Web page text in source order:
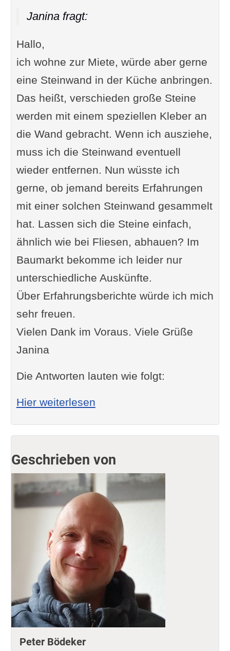
Janina fragt:
Hallo,
ich wohne zur Miete, würde aber gerne
eine Steinwand in der Küche anbringen.
Das heißt, verschieden große Steine
werden mit einem speziellen Kleber an
die Wand gebracht. Wenn ich ausziehe,
muss ich die Steinwand eventuell
wieder entfernen. Nun wüsste ich
gerne, ob jemand bereits Erfahrungen
mit einer solchen Steinwand gesammelt
hat. Lassen sich die Steine einfach,
ähnlich wie bei Fliesen, abhauen? Im
Baumarkt bekomme ich leider nur
unterschiedliche Auskünfte.
Über Erfahrungsberichte würde ich mich
sehr freuen.
Vielen Dank im Voraus. Viele Grüße
Janina
Die Antworten lauten wie folgt:
Hier weiterlesen: Entfernung einer
Geschrieben von
Peter Bödeker